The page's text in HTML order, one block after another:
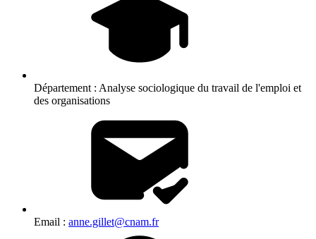
Département : Analyse sociologique du travail de l'emploi et
des organisations
Email : anne.gillet@cnam.fr